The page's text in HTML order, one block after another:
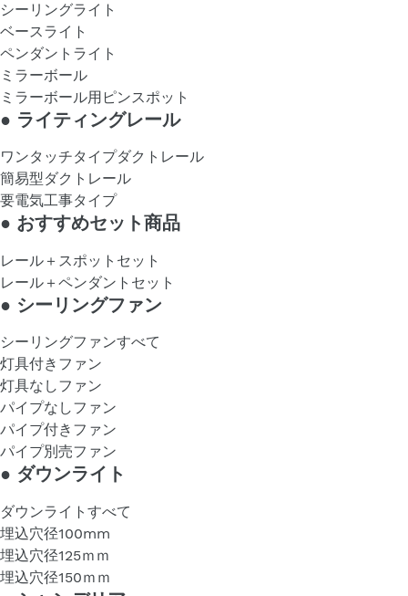
シーリングライト
ベースライト
ペンダントライト
ミラーボール
ミラーボール用ピンスポット
● ライティングレール
ワンタッチタイプダクトレール
簡易型ダクトレール
要電気工事タイプ
● おすすめセット商品
レール＋スポットセット
レール＋ペンダントセット
● シーリングファン
シーリングファンすべて
灯具付きファン
灯具なしファン
パイプなしファン
パイプ付きファン
パイプ別売ファン
● ダウンライト
ダウンライトすべて
埋込穴径100mm
埋込穴径125ｍｍ
埋込穴径150ｍｍ